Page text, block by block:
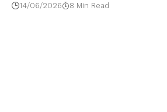
14/06/2026 8 Min Read